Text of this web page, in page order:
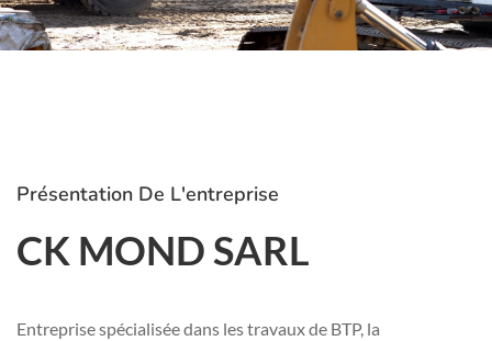
Présentation De L'entreprise
CK MOND SARL
Entreprise spécialisée dans les travaux de BTP, la